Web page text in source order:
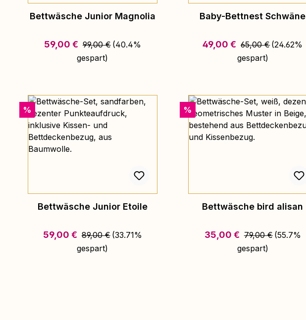
Bettwäsche Junior Magnolia
Verkaufspreis:
59,00 € Regulärer Preis:
99,00 € (40.4%
gespart)
Baby-Bettnest Schwäne
Verkaufspreis:
49,00 € Regulärer Preis:
65,00 €(24.62%
gespart)
Rabatt
%
Bettwäsche Junior Etoile
Verkaufspreis:
59,00 € Regulärer Preis:
89,00 € (33.71%
gespart)
Rabatt
%
Bettwäsche bird alisan
Verkaufspreis:
35,00 € Regulärer Preis:
79,00 € (55.7%
gespart)